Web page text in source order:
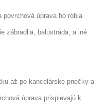
úprava ho robia
zábradlia, balustráda, a iné
až po kancelárske priečky a
úprava prispievajú k